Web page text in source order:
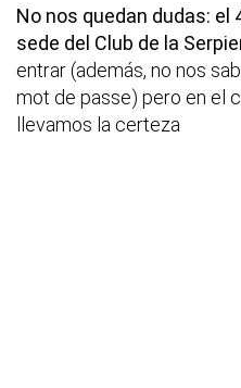
No nos quedan dudas: el
sede del Club de la
entrar (además, no nos
mot de passe) pero en el
llevamos la certeza